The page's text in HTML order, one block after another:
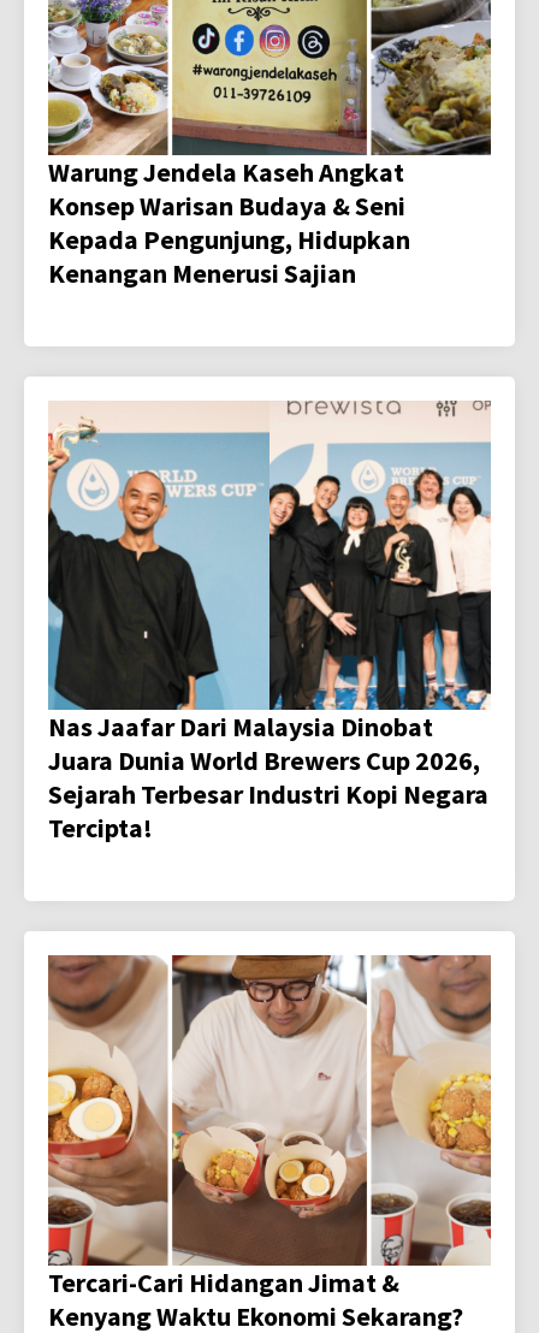
Warung Jendela Kaseh Angkat
Konsep Warisan Budaya & Seni
Kepada Pengunjung, Hidupkan
Kenangan Menerusi Sajian
Nas Jaafar Dari Malaysia Dinobat
Juara Dunia World Brewers Cup 2026,
Sejarah Terbesar Industri Kopi Negara
Tercipta!
Tercari-Cari Hidangan Jimat &
Kenyang Waktu Ekonomi Sekarang?